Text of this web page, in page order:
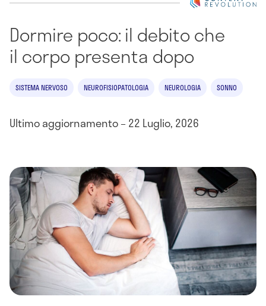
Dormire poco: il debito che
il corpo presenta dopo
SISTEMA NERVOSO NEUROFISIOPATOLOGIA NEUROLOGIA SONNO
Ultimo aggiornamento – 22 Luglio, 2026